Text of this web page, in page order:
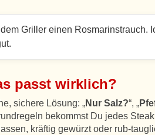
Griller einen Rosmarinstrauch.
passt wirklich?
sichere Lösung: „Nur Salz?“, „
bekommst Du jedes
kräftig gewürzt oder rub-